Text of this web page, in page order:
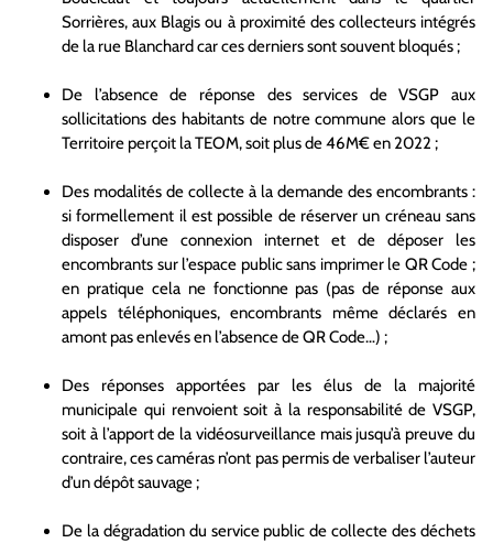
Sorrières, aux Blagis ou à proximité des collecteurs intégrés
de la rue Blanchard car ces derniers sont souvent bloqués ;
De l’absence de réponse des services de VSGP aux
sollicitations des habitants de notre commune alors que le
Territoire perçoit la TEOM, soit plus de 46M€ en 2022 ;
Des modalités de collecte à la demande des encombrants :
si formellement il est possible de réserver un créneau sans
disposer d’une connexion internet et de déposer les
encombrants sur l’espace public sans imprimer le QR Code ;
en pratique cela ne fonctionne pas (pas de réponse aux
appels téléphoniques, encombrants même déclarés en
amont pas enlevés en l’absence de QR Code…) ;
Des réponses apportées par les élus de la majorité
municipale qui renvoient soit à la responsabilité de VSGP,
soit à l’apport de la vidéosurveillance mais jusqu’à preuve du
contraire, ces caméras n’ont pas permis de verbaliser l’auteur
d’un dépôt sauvage ;
De la dégradation du service public de collecte des déchets